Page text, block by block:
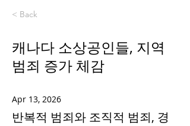
< Back
캐나다 소상공인들, 지역
범죄 증가 체감
Apr 13, 2026
반복적 범죄와 조직적 범죄, 경